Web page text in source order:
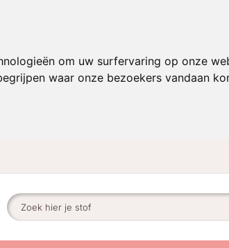
om uw surfervaring op onze
waar onze bezoekers vandaan
Zoek